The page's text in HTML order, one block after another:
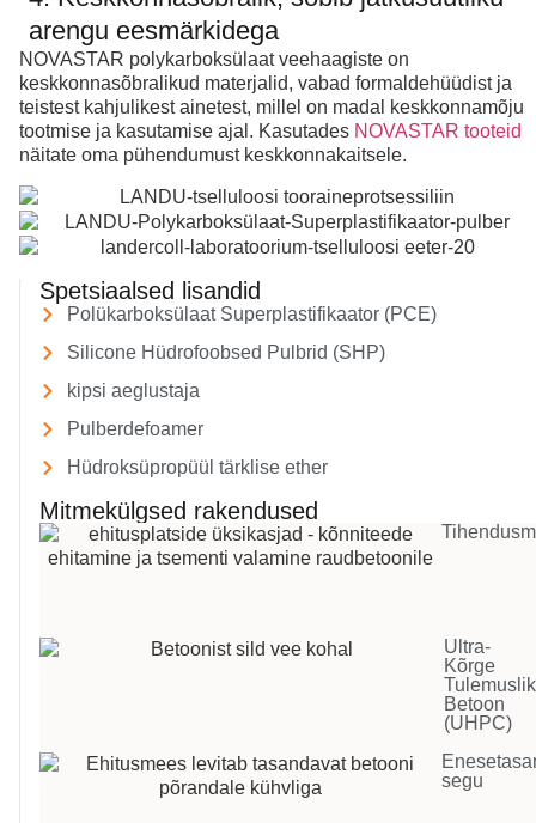
arengu eesmärkidega
NOVASTAR polykarboksülaat veehaagiste on
keskkonnasõbralikud materjalid, vabad formaldehüüdist ja
teistest kahjulikest ainetest, millel on madal keskkonnamõju
tootmise ja kasutamise ajal. Kasutades NOVASTAR tooteid
näitate oma pühendumust keskkonnakaitsele.
Spetsiaalsed lisandid
Polükarboksülaat Superplastifikaator (PCE)
Silicone Hüdrofoobsed Pulbrid (SHP)
kipsi aeglustaja
Pulberdefoamer
Hüdroksüpropüül tärklise ether
Mitmekülgsed rakendused
Ultra-
Kõrge
Betoon
(UHPC)
segu